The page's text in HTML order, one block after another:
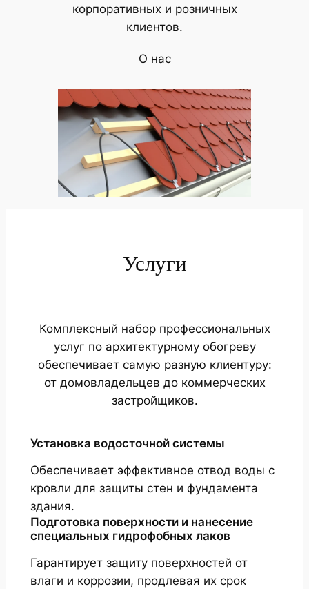
корпоративных и розничных
клиентов.
О нас
Услуги
Комплексный набор профессиональных
услуг по архитектурному обогреву
обеспечивает самую разную клиентуру:
от домовладельцев до коммерческих
застройщиков.
Установка водосточной системы
Обеспечивает эффективное отвод воды с
кровли для защиты стен и фундамента
здания.
Подготовка поверхности и нанесение
специальных гидрофобных лаков
Гарантирует защиту поверхностей от
влаги и коррозии, продлевая их срок